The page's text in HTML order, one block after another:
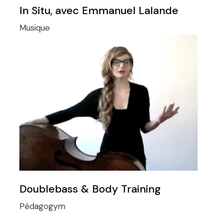
In Situ, avec Emmanuel Lalande
Musique
Doublebass & Body Training
Pédagogym